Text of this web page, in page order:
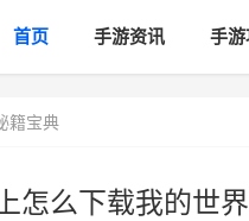
首页 手游资讯 手
籍宝典
怎么下载我的世